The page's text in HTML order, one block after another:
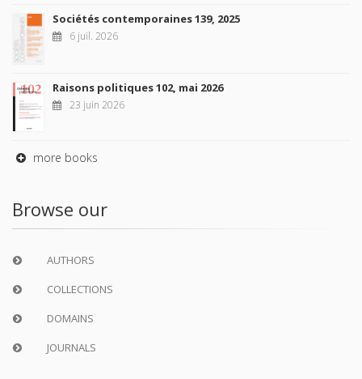
Sociétés contemporaines 139, 2025
6 juil. 2026
Raisons politiques 102, mai 2026
23 juin 2026
more books
Browse our
AUTHORS
COLLECTIONS
DOMAINS
JOURNALS